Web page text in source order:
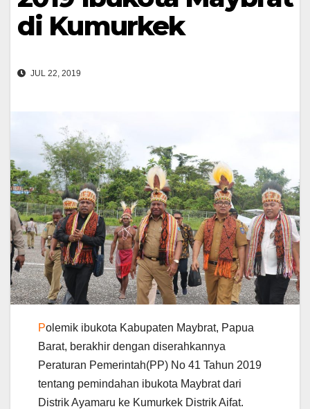
di Kumurkek
JUL 22, 2019
Polemik ibukota Kabupaten Maybrat, Papua
Barat, berakhir dengan diserahkannya
Peraturan Pemerintah(PP) No 41 Tahun 2019
tentang pemindahan ibukota Maybrat dari
Distrik Ayamaru ke Kumurkek Distrik Aifat.